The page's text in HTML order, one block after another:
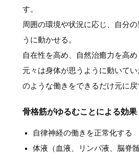
す。
周囲の環境や状況に応じ、自分
うに動かせる。
自在性を高め、自然治癒力を高め
元々は身体が思うように動いて
のような働きをできるだけ元に戻
骨格筋がゆるむことによる効果
自律神経の働きを正常化する
体液（血液、リンパ液、脳脊